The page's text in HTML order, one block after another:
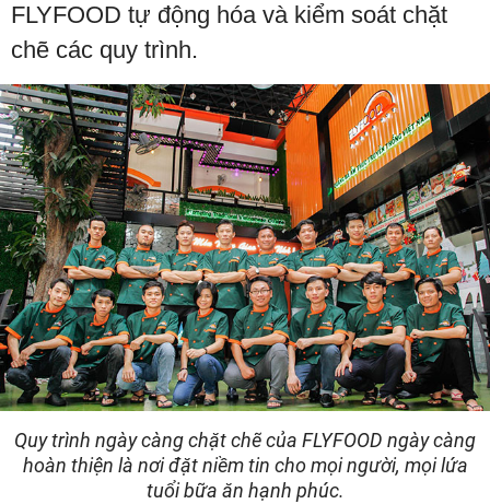
FLYFOOD tự động hóa và kiểm soát chặt
chẽ các quy trình.
Quy trình ngày càng chặt chẽ của FLYFOOD ngày càng
hoàn thiện là nơi đặt niềm tin cho mọi người, mọi lứa
tuổi bữa ăn hạnh phúc.